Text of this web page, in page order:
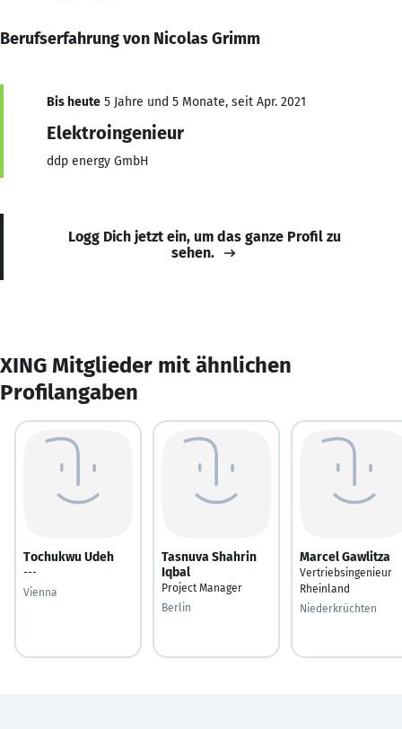
Berufserfahrung von Nicolas Grimm
Bis heute 5 Jahre und 5 Monate, seit Apr. 2021
Elektroingenieur
ddp energy GmbH
Logg Dich jetzt ein, um das ganze Profil zu
sehen.
XING Mitglieder mit ähnlichen
Profilangaben
Tochukwu Udeh
---
Vienna
Tasnuva Shahrin
Iqbal
Project Manager
Berlin
Marcel Gawlitza
Vertriebsingenieur
Rheinland
Niederkrüchten